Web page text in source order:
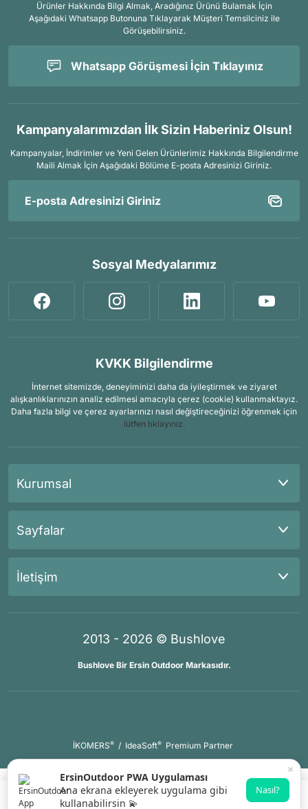
Ürünler Hakkında Bilgi Almak, Aradığınız Ürünü Bulamak İçin
Aşağıdaki Whatsapp Butonuna Tıklayarak Müşteri Temsilciniz ile
Görüşebilirsiniz.
Whatsapp Görüşmesi İçin Tıklayınız
Kampanyalarımızdan İlk Sizin Haberiniz Olsun!
Kampanyalar, İndirimler ve Yeni Gelen Ürünlerimiz Hakkında Bilgilendirme
Maili Almak İçin Aşağıdaki Bölüme E-posta Adresinizi Giriniz.
Sosyal Medyalarımız
KVKK Bilgilendirme
İnternet sitemizde, deneyiminizi daha da iyileştirmek ve ziyaret
alışkanlıklarınızın analiz edilmesi amacıyla çerez (cookie) kullanmaktayız.
Daha fazla bilgi ve çerez ayarlarınızı nasıl değiştireceğinizi öğrenmek için
lütfen tıklayınız.
Kurumsal
Sayfalar
İletişim
2013 - 2026 © Bushlove
Bushlove Bir Ersin Outdoor Markasıdır.
İKOMERS® / IdeaSoft® Premium Partner
×
ErsinOutdoor PWA Uygulaması
Ana ekrana ekleyerek uygulama gibi
kullanabilirsin 💫
Nasıl?